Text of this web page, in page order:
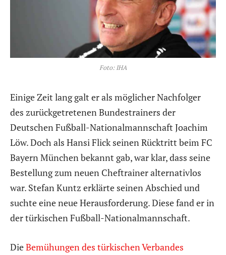
Foto: IHA
Einige Zeit lang galt er als möglicher Nachfolger
des zurückgetretenen Bundestrainers der
Deutschen Fußball-Nationalmannschaft Joachim
Löw. Doch als Hansi Flick seinen Rücktritt beim FC
Bayern München bekannt gab, war klar, dass seine
Bestellung zum neuen Cheftrainer alternativlos
war. Stefan Kuntz erklärte seinen Abschied und
suchte eine neue Herausforderung. Diese fand er in
der türkischen Fußball-Nationalmannschaft.
DieBemühungen des türkischen Verbandes